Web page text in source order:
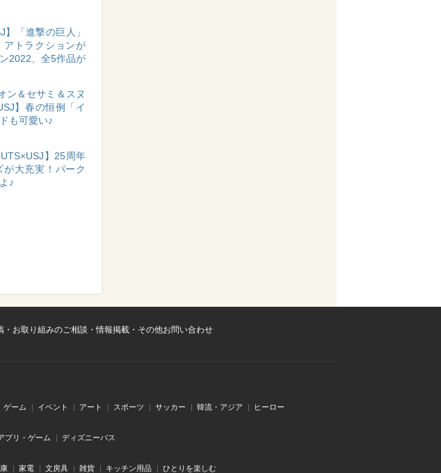
】「進撃の巨人」
アトラクションが
2022、全5作品が
ン＆セサミ＆スヌ
】春の恒例「イ
も可愛い♪
】25周年
大充実！パーク
♪
・お取り組みのご相談・情報掲載・その他お問い合わせ
ゲーム イベント アート スポーツ サッカー 韓流・アジア ヒーロー
プリ・ゲーム ディズニーパス
家電 文房具 雑貨 キッチン用品 ひとりを楽しむ